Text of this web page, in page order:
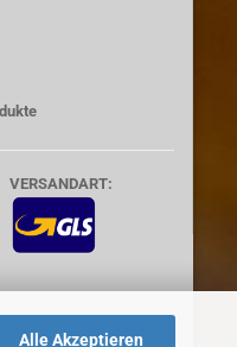
Alle Akzeptieren
VERSANDART: